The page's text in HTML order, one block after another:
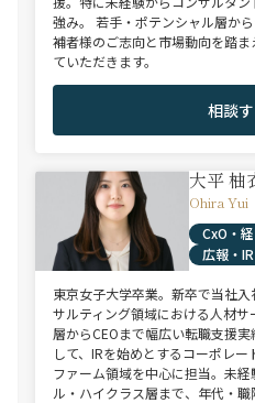
強み。 若手・ポテンシャル層か
補者様のご志向と市場動向を踏
ていただきます。
相談
大平 柚
Ohira Yui
CxO・
広報・IR
東京女子大学卒業。新卒で当社
サルティング領域における人材
層からCEOまで幅広い転職支援
して、IRを始めとするコーポレ
ファーム領域を中心に担当。未
ル・ハイクラス層まで、年代・職